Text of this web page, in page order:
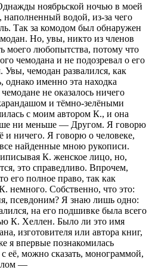
ноябрьской ночью в моей
наполненный водой, из-за чего
Так за комодом был обнаружен
Но, увы, никто из членов
моего любопытства, потому что
чемодана и не подозревал о его
Увы, чемодан развалился, как
однако именно эта находка
не оказалось ничего
и тёмно-зелёными
с моим автором К., и она
ни меньше — Другом. Я говорю
и ничего. Я говорю о человеке,
найденные мною рукописи.
К. женское лицо, но,
это справедливо. Впрочем,
его полное право, так как
немного. Собственно, что это:
псевдоним? Я знаю лишь одно:
на его подшивке была всего
К. Хеллен. Было ли это имя
изготовителя или автора книг,
я впервые познакомилась
её, можно сказать, монограммой,
—